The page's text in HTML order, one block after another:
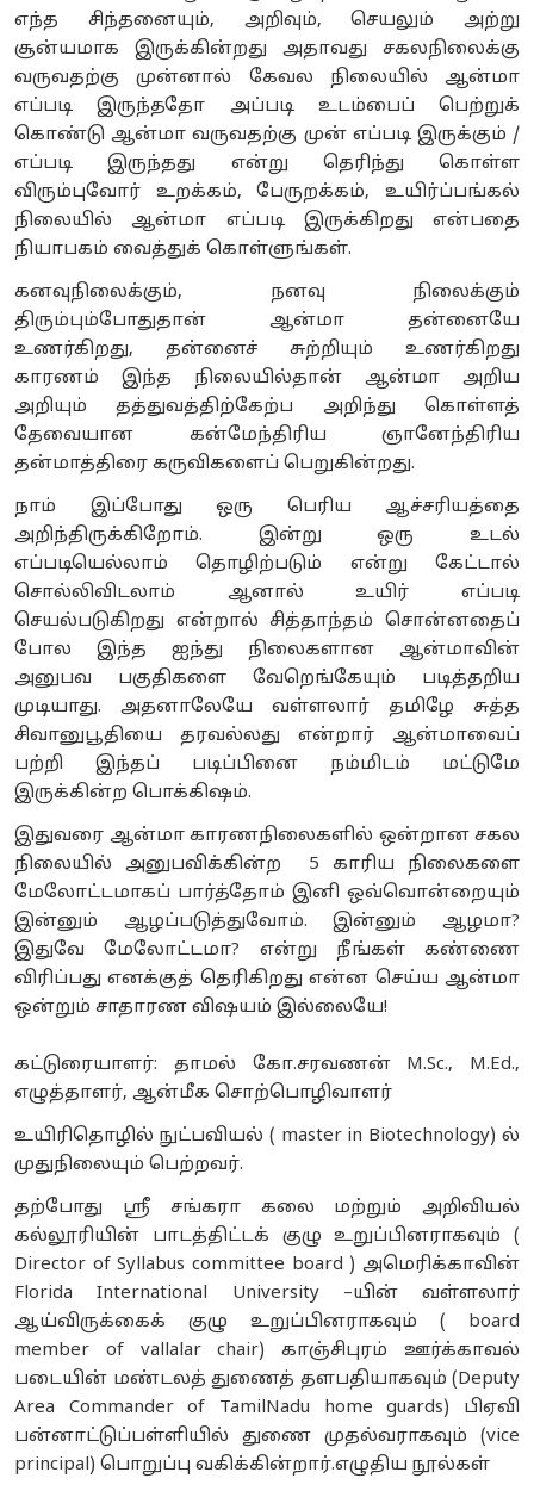
எந்த சிந்தனையும், அறிவும், செயலும் அற்று
சூன்யமாக இருக்கின்றது அதாவது சகலநிலைக்கு
வருவதற்கு முன்னால் கேவல நிலையில் ஆன்மா
எப்படி இருந்ததோ அப்படி உடம்பைப் பெற்றுக்
கொண்டு ஆன்மா வருவதற்கு முன் எப்படி இருக்கும் /
எப்படி இருந்தது என்று தெரிந்து கொள்ள
விரும்புவோர் உறக்கம், பேருறக்கம், உயிர்ப்பங்கல்
நிலையில் ஆன்மா எப்படி இருக்கிறது என்பதை
நியாபகம் வைத்துக் கொள்ளுங்கள்.
கனவுநிலைக்கும், நனவு நிலைக்கும்
திரும்பும்போதுதான் ஆன்மா தன்னையே
உணர்கிறது, தன்னைச் சுற்றியும் உணர்கிறது
காரணம் இந்த நிலையில்தான் ஆன்மா அறிய
அறியும் தத்துவத்திற்கேற்ப அறிந்து கொள்ளத்
தேவையான கன்மேந்திரிய ஞானேந்திரிய
தன்மாத்திரை கருவிகளைப் பெறுகின்றது.
நாம் இப்போது ஒரு பெரிய ஆச்சரியத்தை
அறிந்திருக்கிறோம். இன்று ஒரு உடல்
எப்படியெல்லாம் தொழிற்படும் என்று கேட்டால்
சொல்லிவிடலாம் ஆனால் உயிர் எப்படி
செயல்படுகிறது என்றால் சித்தாந்தம் சொன்னதைப்
போல இந்த ஐந்து நிலைகளான ஆன்மாவின்
அனுபவ பகுதிகளை வேறெங்கேயும் படித்தறிய
முடியாது. அதனாலேயே வள்ளலார் தமிழே சுத்த
சிவானுபூதியை தரவல்லது என்றார் ஆன்மாவைப்
பற்றி இந்தப் படிப்பினை நம்மிடம் மட்டுமே
இருக்கின்ற பொக்கிஷம்.
இதுவரை ஆன்மா காரணநிலைகளில் ஒன்றான சகல
நிலையில் அனுபவிக்கின்ற 5 காரிய நிலைகளை
மேலோட்டமாகப் பார்த்தோம் இனி ஒவ்வொன்றையும்
இன்னும் ஆழப்படுத்துவோம். இன்னும் ஆழமா?
இதுவே மேலோட்டமா? என்று நீங்கள் கண்ணை
விரிப்பது எனக்குத் தெரிகிறது என்ன செய்ய ஆன்மா
ஒன்றும் சாதாரண விஷயம் இல்லையே!
கட்டுரையாளர்: தாமல் கோ.சரவணன் M.Sc., M.Ed.,
எழுத்தாளர், ஆன்மீக சொற்பொழிவாளர்
உயிரிதொழில் நுட்பவியல் ( master in Biotechnology) ல்
முதுநிலையும் பெற்றவர்.
தற்போது ஸ்ரீ சங்கரா கலை மற்றும் அறிவியல்
கல்லூரியின் பாடத்திட்டக் குழு உறுப்பினராகவும் (
Director of Syllabus committee board ) அமெரிக்காவின்
Florida International University –யின் வள்ளலார்
ஆய்விருக்கைக் குழு உறுப்பினராகவும் ( board
member of vallalar chair) காஞ்சிபுரம் ஊர்க்காவல்
படையின் மண்டலத் துணைத் தளபதியாகவும் (Deputy
Area Commander of TamilNadu home guards) பிஏவி
பன்னாட்டுப்பள்ளியில் துணை முதல்வராகவும் (vice
principal) பொறுப்பு வகிக்கின்றார்.எழுதிய நூல்கள்